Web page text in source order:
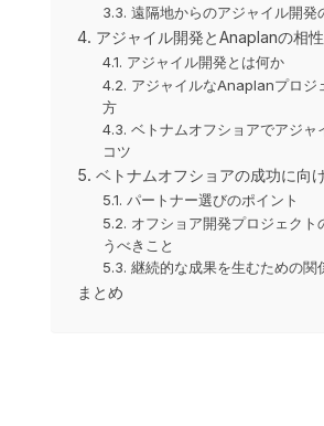
3.3. 遠隔地からのアジャイル開発
4. アジャイル開発とAnaplanの相性
4.1. アジャイル開発とは何か
4.2. アジャイルなAnaplanプロジ
方
4.3. ベトナムオフショアでアジャ
コツ
5. ベトナムオフショアの成功に向
5.1. パートナー選びのポイント
5.2. オフショア開発プロジェクト
うべきこと
5.3. 継続的な成果を生むための関
まとめ